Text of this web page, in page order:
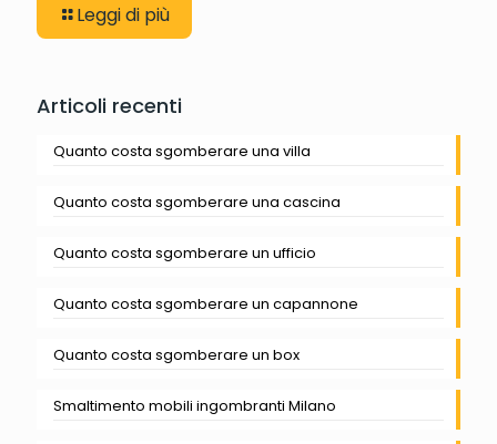
Leggi di più
Articoli recenti
Quanto costa sgomberare una villa
Quanto costa sgomberare una cascina
Quanto costa sgomberare un ufficio
Quanto costa sgomberare un capannone
Quanto costa sgomberare un box
Smaltimento mobili ingombranti Milano